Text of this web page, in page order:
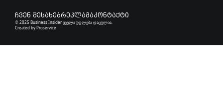
ჩვენ შესახებრეკლამაკონტაქტი
© 2025 Business Insider ყველა უფლება დაცულია.
Created by Proservice